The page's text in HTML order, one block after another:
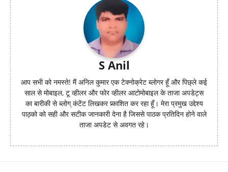
S Anil
आप सभी को नमस्ते! मैं अनिल कुमार एक टेक्नोक्रेट ब्लोगर हूँ और पिछ्ले कई
साल से मोबाइल, टू व्हीलर और फोर व्हीलर आटोमोबाइल के ताजा अपडेट्स
का बारीकी से ब्लोग् कंटेंट लिखकर प्र्काशित कर रहा हूँ। मेरा प्रमुख उद्देश्य
पाठ्को को सही और सटीक जानकारी देना है जिससे पाठक प्रतिदिन होने वाले
ताजा अपडेट से अवगत रहे।